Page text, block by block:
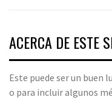
ACERCA DE ESTE
Este puede ser un buen
o para incluir algunos